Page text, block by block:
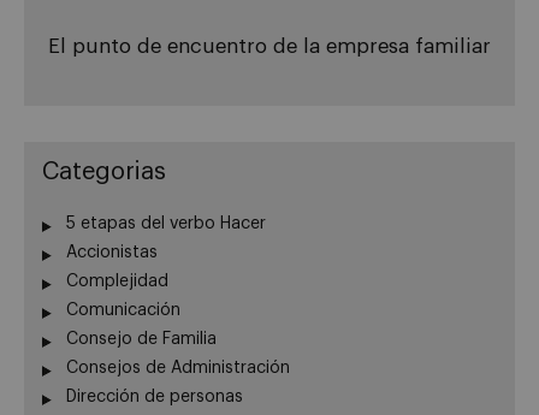
El punto de encuentro de la empresa familiar
Categorias
5 etapas del verbo Hacer
Accionistas
Complejidad
Comunicación
Consejo de Familia
Consejos de Administración
Dirección de personas